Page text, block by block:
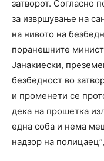
затворот. Согласно
за извршување на
на нивото на
поранешните
Јанакиески,
безбедност во
и променети се
дека на прошетка
една соба и нема
надзор на